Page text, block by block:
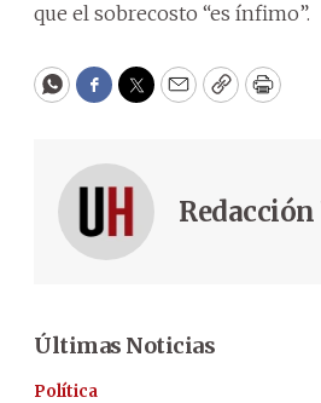
que el sobrecosto “es ínfimo”.
WhatsApp
Facebook
Twitter
EmailCopyPrint
Últimas Noticias
Política